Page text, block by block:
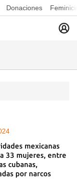
Donaciones
mexicanas
33 mujeres, entre
cubanas,
por narcos